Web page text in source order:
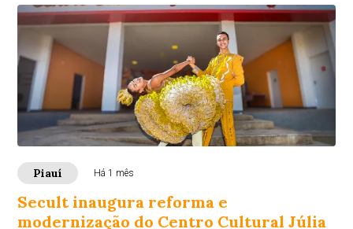
Piauí Há 1 mês
Secult inaugura reforma e
modernização do Centro Cultural Júlia